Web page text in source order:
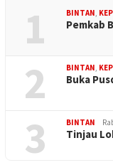
1 BINTAN,
Pemkab
2 BINTAN,
Buka
3 BINTAN
Tinjau